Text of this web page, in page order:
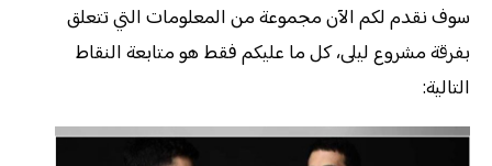
سوف نقدم لكم الآن مجموعة من المعلومات التي تتعلق
بفرقة مشروع ليلى، كل ما عليكم فقط هو متابعة النقاط
التالية: